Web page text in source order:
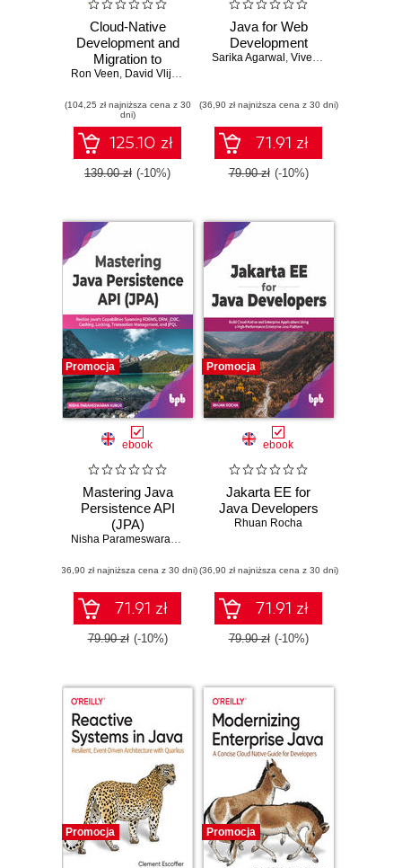
Cloud-Native
Development and
Migration to
Jakarta EE.
legacy Java EE
project into a
cloud-native
application
Ron Veen, David Vlijmincx
(104,25 zł najniższa cena z 30
dni)
125.10 zł
139.00 zł (-10%)
Java for Web
Development
Sarika Agarwal , Vivek Gupta
(36,90 zł najniższa cena z 30 dni)
71.91 zł
79.90 zł (-10%)
Promocja
ebook
Mastering Java
Persistence API
(JPA)
Nisha Parameswaran Kurur
(36,90 zł najniższa cena z 30 dni)
71.91 zł
79.90 zł (-10%)
Promocja
ebook
Jakarta EE for
Java Developers
Rhuan Rocha
(36,90 zł najniższa cena z 30 dni)
71.91 zł
79.90 zł (-10%)
Promocja Promocja